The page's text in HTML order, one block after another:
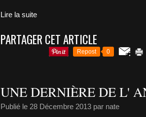
Lire la suite
PARTAGER CET ARTICLE
Repost 0
UNE DERNIÈRE DE L'
Publié le 28 Décembre 2013 par nate